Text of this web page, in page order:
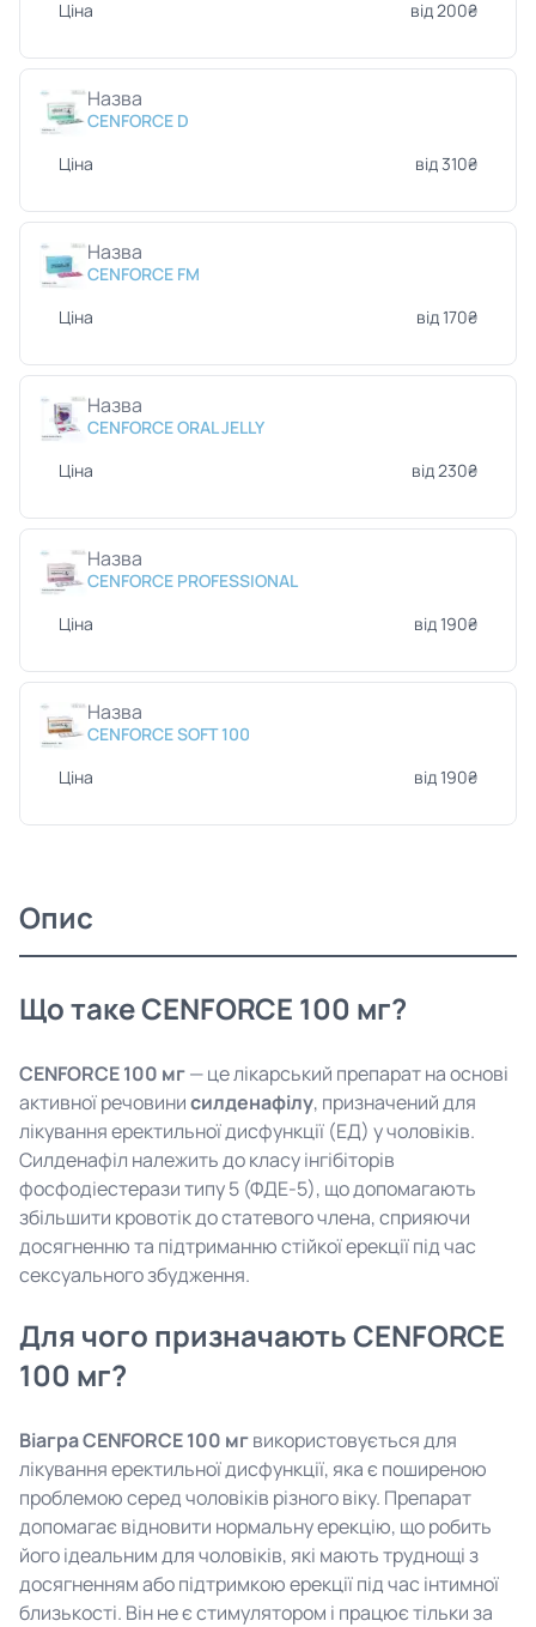
Ціна від 200₴
Назва
CENFORCE D
Ціна
від 310₴
Назва
CENFORCE FM
Ціна
від 170₴
Назва
CENFORCE ORAL JELLY
Ціна
від 230₴
Назва
CENFORCE PROFESSIONAL
Ціна
від 190₴
Назва
CENFORCE SOFT 100
Ціна
від 190₴
Опис
Що таке CENFORCE 100 мг?
CENFORCE 100 мг— це лікарський препарат на основі
активної речовинисилденафілу, призначений для
лікування еректильної дисфункції (ЕД) у чоловіків.
Силденафіл належить до класу інгібіторів
фосфодіестерази типу 5 (ФДЕ-5), що допомагають
збільшити кровотік до статевого члена, сприяючи
досягненню та підтриманню стійкої ерекції під час
сексуального збудження.
Для чого призначають CENFORCE
100 мг?
Віагра CENFORCE 100 мгвикористовується для
лікування еректильної дисфункції, яка є поширеною
проблемою серед чоловіків різного віку. Препарат
допомагає відновити нормальну ерекцію, що робить
його ідеальним для чоловіків, які мають труднощі з
досягненням або підтримкою ерекції під час інтимної
близькості. Він не є стимулятором і працює тільки за